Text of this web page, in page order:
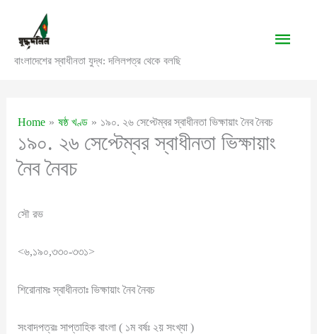
content
বাংলাদেশের স্বাধীনতা যুদ্ধ: দলিলপত্র থেকে বলছি
Main
Home ষষ্ঠ খণ্ড ১৯০. ২৬ সেপ্টেম্বর স্বাধীনতা ভিক্ষায়াং নৈব নৈবচ
১৯০. ২৬ সেপ্টেম্বর স্বাধীনতা ভিক্ষায়াং
নৈব নৈবচ
সৌ রভ
<৬,১৯০,৩৩০-৩৩১>
শিরোনামঃ স্বাধীনতাঃ ভিক্ষায়াং নৈব নৈবচ
সংবাদপত্রঃ সাপ্তাহিক বাংলা ( ১ম বর্ষঃ ২য় সংখ্যা )